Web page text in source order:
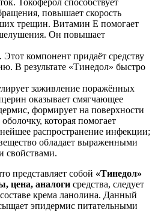
повышает скорость
трещин. Витамин Е помогает
Он повышает
компонент придаёт средству
В результате «Тинедол» быстро
заживление поражённых
оказывает смягчающее
формирует на поверхности
которая помогает
распространение инфекции;
обладает выраженными
представляет собой «Тинедол»
цена, аналоги средства, следует
крема ланолина. Данный
эпидермис питательными